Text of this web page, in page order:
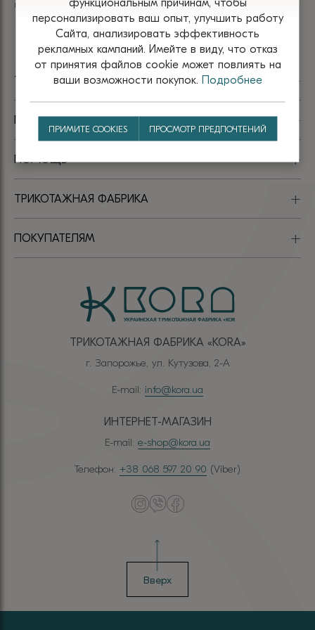
товара.
ТРИКОТАЖНАЯ ФАБРИКА «КОRА»
г. Запорожье, ул. Кутузова, 2-А
E-mail: info@kora.ua
ИНТЕРНЕТ-МАГАЗИН
E-mail: e-shop@kora.ua
Телефон: +38 068 597 20 90 (Viber)
TM KORA
ПАРТНЁРАМ
ПОМОЩЬ
ТРИКОТАЖНАЯ ФАБРИКА
ПОКУПАТЕЛЯМ
поступлениях? Подпишитесь на нашу рассылку
Вверх
персонализировать ваш опыт, улучшить работу
Сайта, анализировать эффективность
рекламных кампаний. Имейте в виду, что отказ
от принятия файлов сооkіе может повлиять на
ваши возможности покупок. Подробнее
ПРИМИТЕ COOKIES ПРОСМОТР ПРЕДПОЧТЕНИЙ